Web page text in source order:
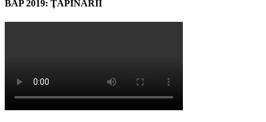
BAP 2019: ŢAPINARII